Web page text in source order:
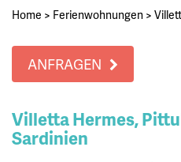
Home > Ferienwohnungen >
ANFRAGEN
Villetta Hermes,
Sardinien